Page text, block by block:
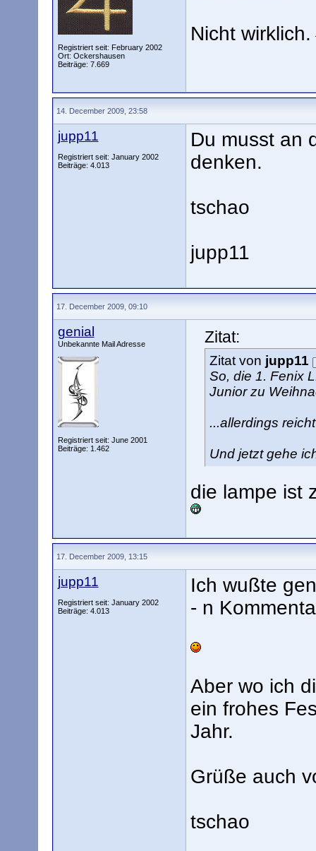
Registriert seit: February 2002
Ort: Ockershausen
Beiträge: 7.669
Nicht wirklich.
14. December 2009, 23:58
jupp11
Registriert seit: January 2002
Beiträge: 4.013
Du musst an
denken.
tschao
jupp11
17. December 2009, 09:10
genial
Unbekannte Mail Adresse
Registriert seit: June 2001
Beiträge: 1.462
Zitat:
Zitat von jupp11
So, die 1. Fenix
Junior zu
...allerdings
Und jetzt gehe
die lampe ist
17. December 2009, 13:15
jupp11
Registriert seit: January 2002
Beiträge: 4.013
Ich wußte
- n
Aber wo ich
ein frohes
Jahr.
Grüße auch
tschao